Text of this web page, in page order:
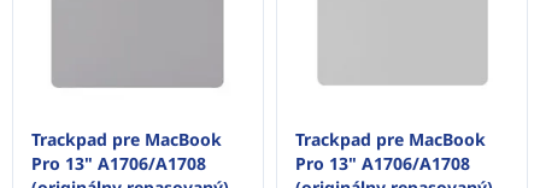
Trackpad pre MacBook
Pro 13" A1706/A1708
Trackpad pre MacBook
Pro 13" A1706/A1708